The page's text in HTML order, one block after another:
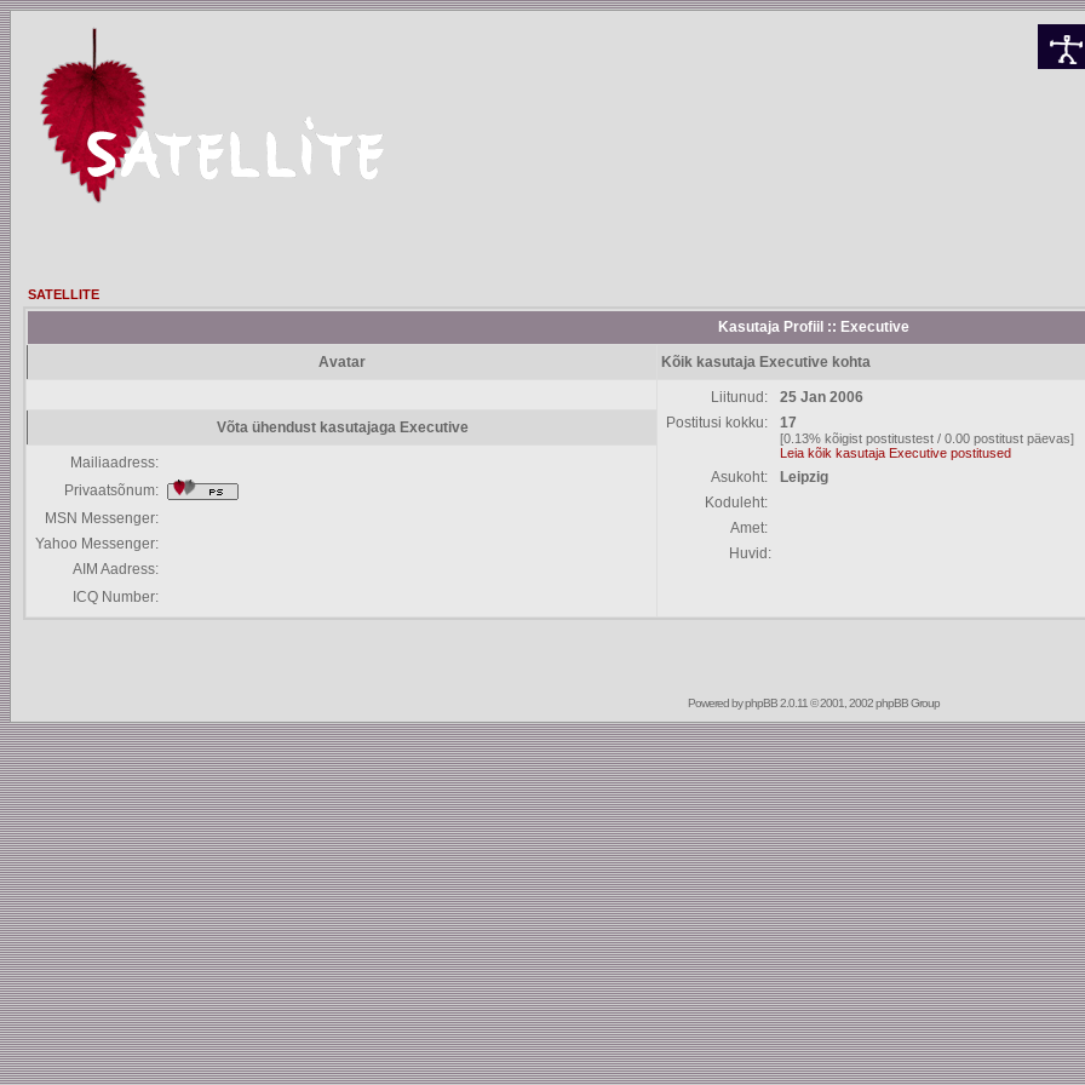
SATELLITE
Kasutaja Profiil :: Executive
Avatar Kõik kasutaja Executive kohta
Liitunud:
25 Jan 2006
Postitusi kokku:
17
[0.13% kõigist postitustest / 0.00 postitust päevas]
Leia kõik kasutaja Executive postitused
Asukoht:
Leipzig
Koduleht:
Amet:
Huvid:
Võta ühendust kasutajaga Executive
Mailiaadress:
Privaatsõnum:
MSN Messenger:
Yahoo Messenger:
AIM Aadress:
ICQ Number:
Powered byphpBB2.0.11 © 2001, 2002 phpBB Group